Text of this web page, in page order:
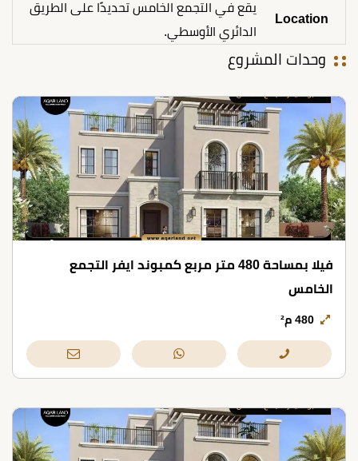
Location
يقع في التجمع الخامس تحديدًا على الطريق
الدائري الأوسطي.
وحدات المشروع
فيلا بمساحة 480 متر مربع كمبوند ايفر التجمع
الخامس
480 م²